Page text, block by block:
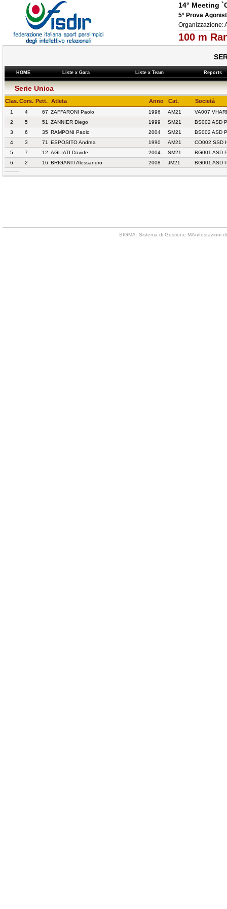
14° Meeting
5° Prova
Organizzazione:
100 m
HOME Liste x Gara Liste x Team Reports
Serie Unica
Clas.Cors. Pett. Atleta Anno Cat. Società
1 4 67 ZAFFARONI Paolo 1996 AM21
VA007
2
5 51 ZANNIER Diego 1999 SM21
BS002 ASD
3
6 35 RAMPONI Paolo 2004 SM21
BS002 ASD
4
3 71 ESPOSITO Andrea 1990 AM21
CO002 SSD
5
7 12 AGLIATI Davide 2004 SM21
BG001 ASD
6
2 16 BRIGANTI Alessandro 2008 JM21 BG001 ASD
SIGMA: Sistema di Gestione MAnifestazioni